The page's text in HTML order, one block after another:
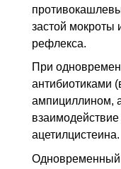
застой мокроты
рефлекса.
При
антибиотиками
ампициллином,
ацетилцистеина.
Одновременный